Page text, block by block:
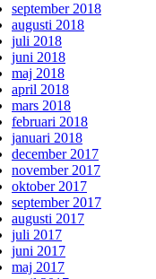
september 2018
augusti 2018
juli 2018
juni 2018
maj 2018
april 2018
mars 2018
februari 2018
januari 2018
december 2017
november 2017
oktober 2017
september 2017
augusti 2017
juli 2017
juni 2017
maj 2017